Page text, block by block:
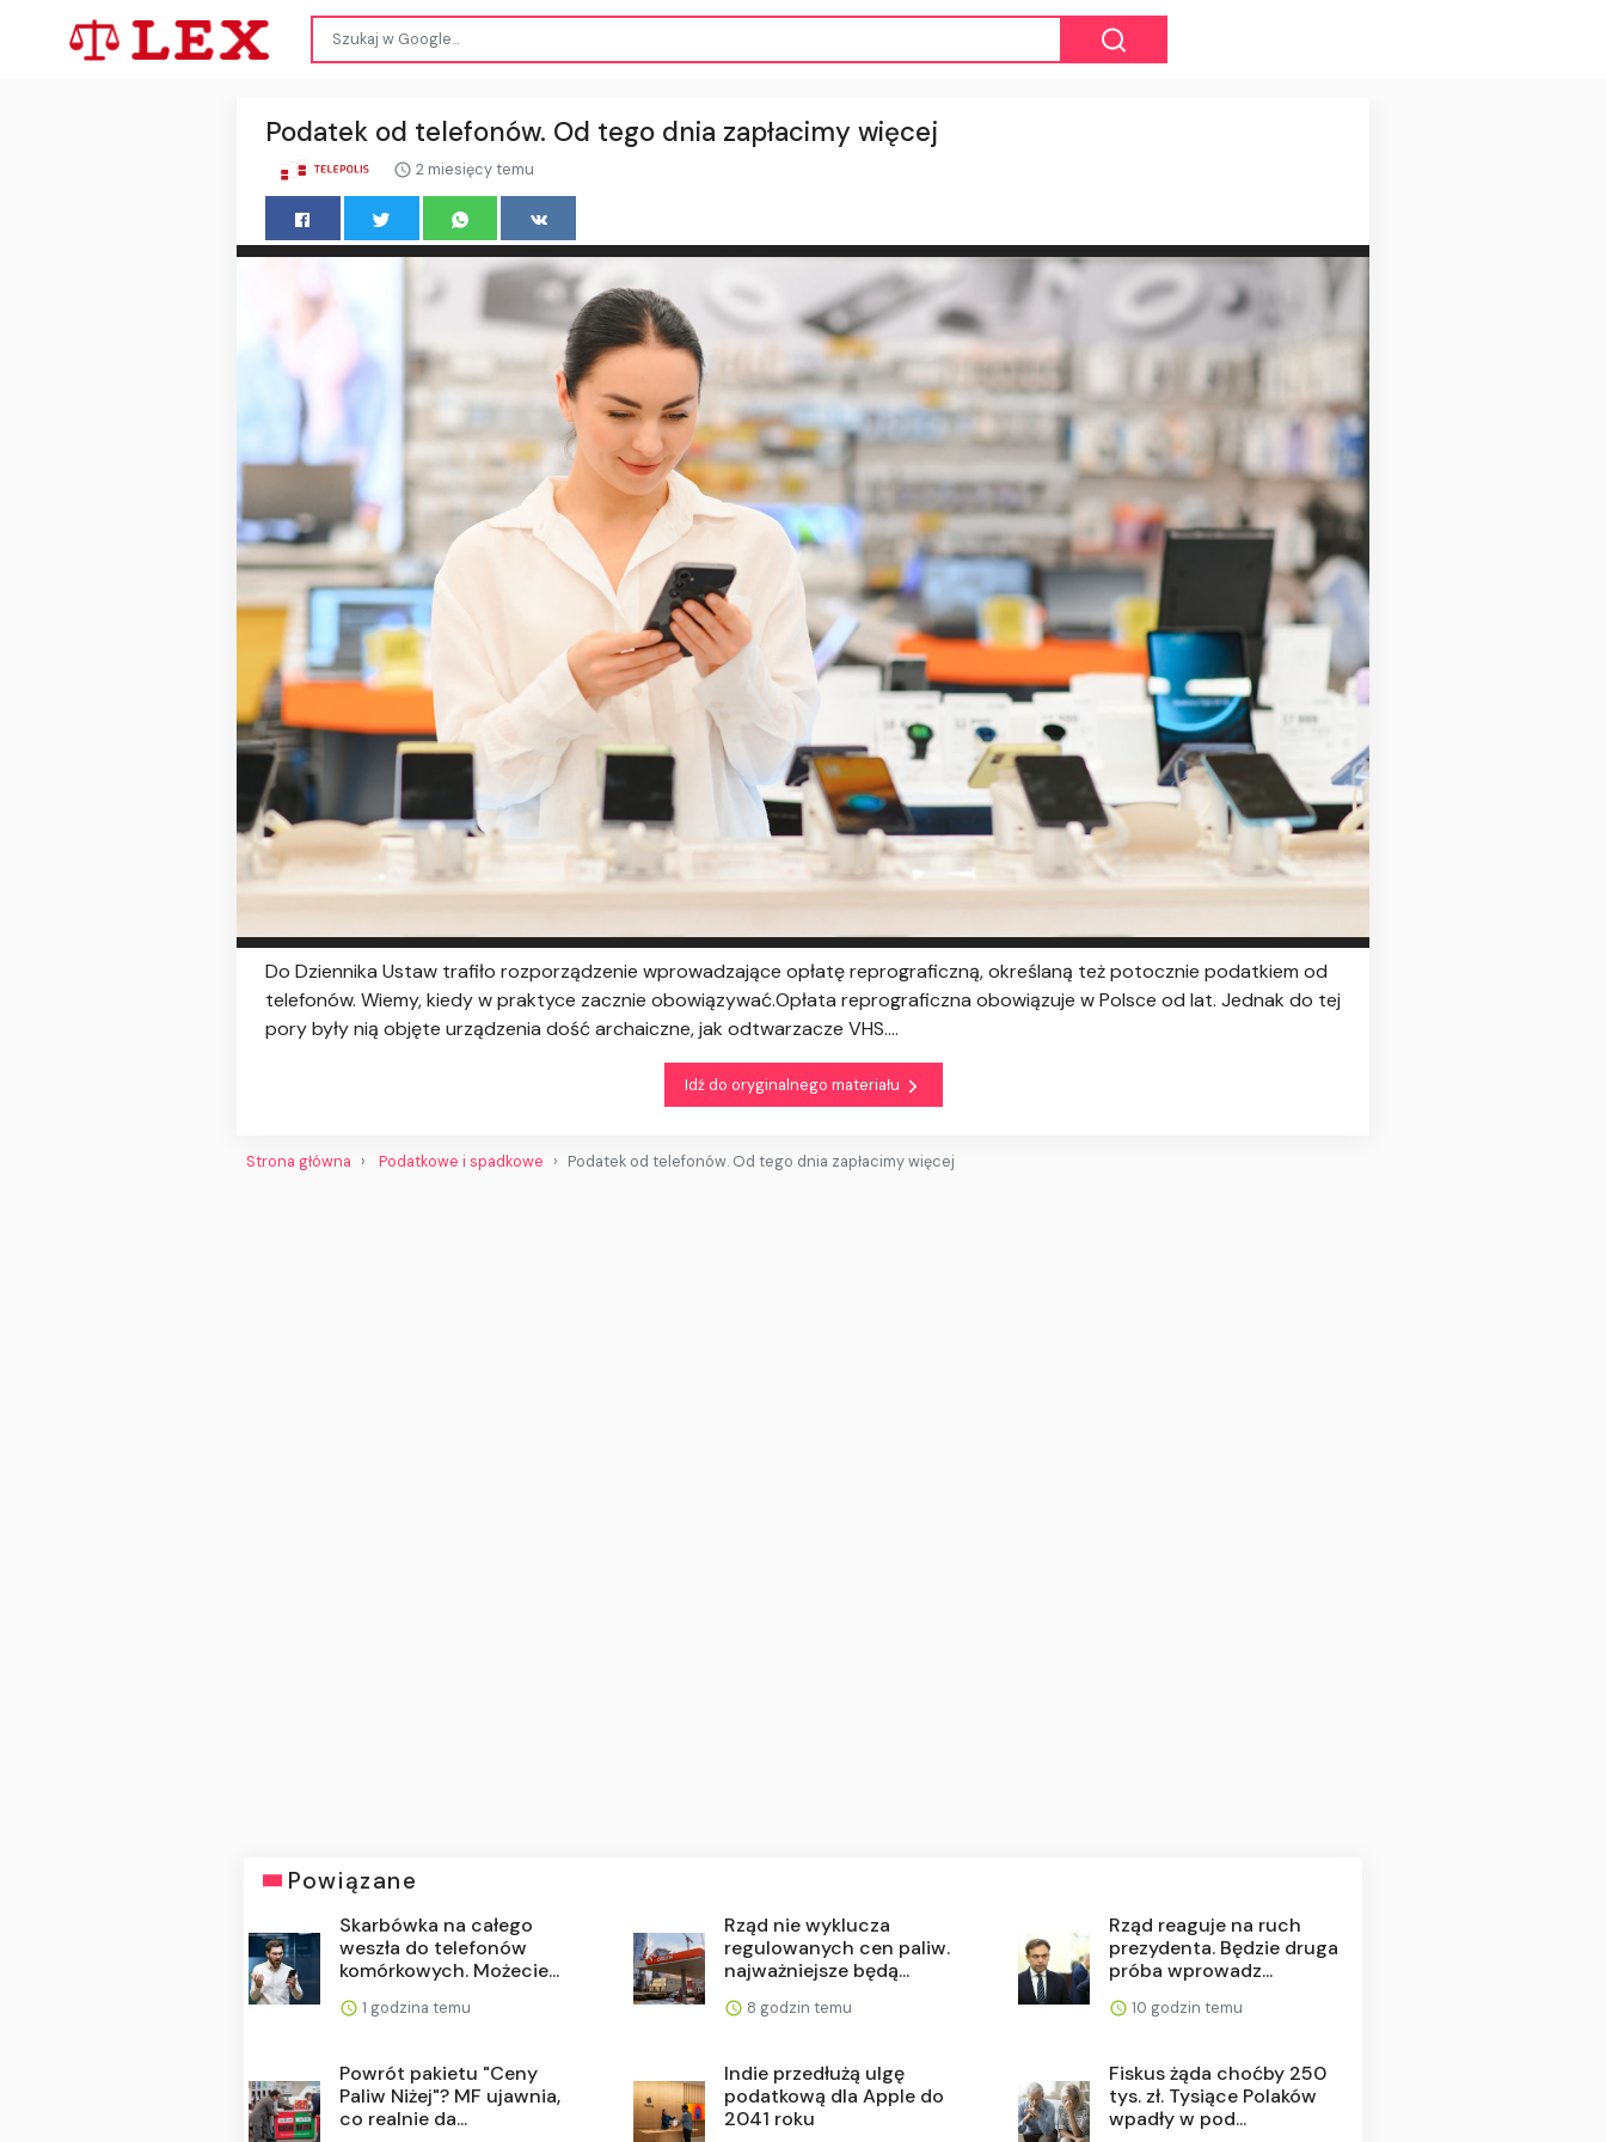
Podatek od telefonów. Od tego dnia zapłacimy więcej
2 miesięcy temu
Do Dziennika Ustaw trafiło rozporządzenie wprowadzające opłatę reprograficzną, określaną też potocznie podatkiem od
telefonów. Wiemy, kiedy w praktyce zacznie obowiązywać.Opłata reprograficzna obowiązuje w Polsce od lat. Jednak do tej
pory były nią objęte urządzenia dość archaiczne, jak odtwarzacze VHS....
Idź do oryginalnego materiału
Strona główna Podatkowe i spadkowe Podatek od telefonów. Od tego dnia zapłacimy więcej
Powiązane
Skarbówka na całego
weszła do telefonów
komórkowych. Możecie...
1 godzina temu
Rząd nie wyklucza
regulowanych cen paliw.
najważniejsze będą...
8 godzin temu
Rząd reaguje na ruch
prezydenta. Będzie druga
próba wprowadz...
10 godzin temu
Powrót pakietu "Ceny
Paliw Niżej"? MF ujawnia,
co realnie da...
Indie przedłużą ulgę
podatkową dla Apple do
2041 roku
Fiskus żąda choćby 250
tys. zł. Tysiące Polaków
wpadły w pod...